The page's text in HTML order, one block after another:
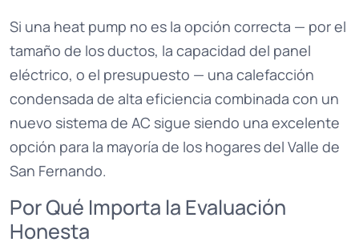
Si una heat pump no es la opción correcta — por el
tamaño de los ductos, la capacidad del panel
eléctrico, o el presupuesto — una calefacción
condensada de alta eficiencia combinada con un
nuevo sistema de AC sigue siendo una excelente
opción para la mayoría de los hogares del Valle de
San Fernando.
Por Qué Importa la Evaluación
Honesta